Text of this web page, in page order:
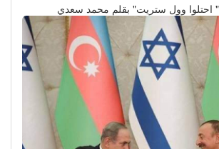
وول ستريت" بقلم محمد سعدي